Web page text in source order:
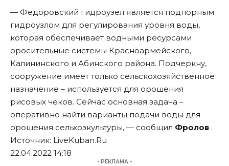
— Федоровский гидроузел является подпорным
гидроузлом для регулирования уровня воды,
которая обеспечивает водными ресурсами
оросительные системы Красноармейского,
Калининского и Абинского района. Подчеркну,
сооружение имеет только сельскохозяйственное
назначение – используется для орошения
рисовых чеков. Сейчас основная задача –
оперативно найти варианты подачи воды для
орошения сельхозкультуры, — сообщил Фролов .
Источник: LiveKuban.Ru
22.04.2022 14:18
- РЕКЛАМА -